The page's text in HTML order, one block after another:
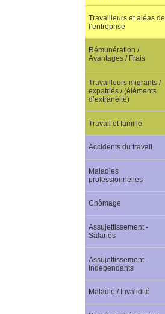
Travailleurs et aléas de
l’entreprise
Rémunération /
Avantages / Frais
Travailleurs migrants /
expatriés / (éléments
d’extranéité)
Travail et famille
Accidents du travail
Maladies
professionnelles
Chômage
Assujettissement -
Salariés
Assujettissement -
Indépendants
Maladie / Invalidité